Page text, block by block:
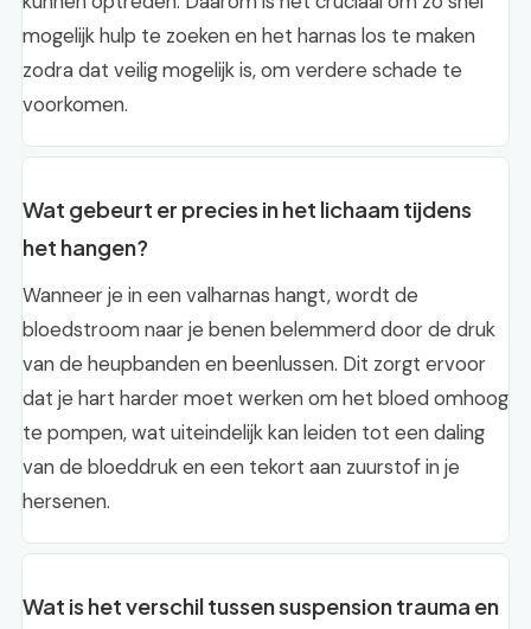
mogelijk hulp te zoeken en het harnas los te maken
zodra dat veilig mogelijk is, om verdere schade te
voorkomen.
Wat gebeurt er precies in het lichaam tijdens
het hangen?
Wanneer je in een valharnas hangt, wordt de
bloedstroom naar je benen belemmerd door de druk
van de heupbanden en beenlussen. Dit zorgt ervoor
dat je hart harder moet werken om het bloed omhoog
te pompen, wat uiteindelijk kan leiden tot een daling
van de bloeddruk en een tekort aan zuurstof in je
hersenen.
Wat is het verschil tussen suspension trauma en